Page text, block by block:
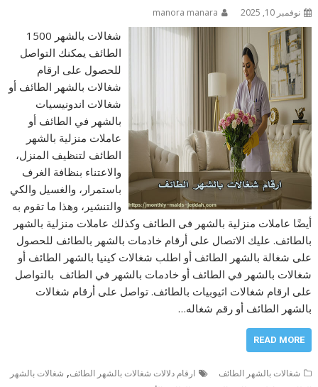
نوفمبر 10, 2025 manora manara
شغالات بالشهر 1500
الطائف يمكنك التواصل
للحصول على ارقام
شغالات بالشهر الطائف أو
شغالات اندونيسيات
بالشهر في الطائف أو
عاملات منزلية بالشهر
الطائف لتنظيف المنزل،
والاعتناء بنظافة الغرف
باستمرار، والغسيل والكي
والتنشير، وهذا ما تقوم به
أيضًا عاملات منزلية بالشهر فى الطائف وكذلك عاملات منزلية بالشهر
بالطائف. عليك الاتصال على أرقام خادمات بالشهر بالطائف للحصول
على شغالة بالشهر الطائف أو اطلب شغالات كينيا بالشهر الطائف أو
شغالات بالشهر في الطائف أو خادمات بالشهر في الطائف بالتواصل
على ارقام شغالات اثيوبيات بالطائف. تواصل على أرقام شغالات
بالشهر الطائف أو رقم شغاله…
READ MORE
شغالات بالشهر الطائف ارقام دلالات شغالات بالشهر الطائف, شغالات بالشهر